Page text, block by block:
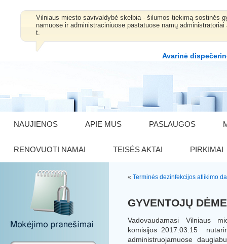
Vilniaus miesto savivaldybė skelbia - šilumos tiekimą sostinės
namuose ir administraciniuose pastatuose namų
t.
Avarinė
NAUJIENOS APIE MUS PASLAUGOS
RENOVUOTI NAMAI TEISĖS AKTAI PIRKIMAI
« Terminės dezinfekcijos atlikimo
GYVENTOJŲ
Vadovaudamasi Vilniaus
komisijos 2017.03.15
administruojamuose